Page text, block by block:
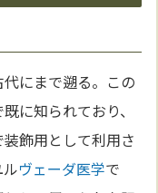
にまで遡る。この
既に知られており、
装飾用として利用さ
ヴェーダ医学で